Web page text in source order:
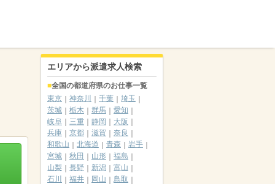
エリアから派遣求人検索
全国の都道府県のお仕事一覧
東京
神奈川 千葉
埼玉
茨城
栃木 群馬
愛知
岐阜
三重 静岡
大阪
兵庫
京都 滋賀
奈良
和歌山
北海道 青森
岩手
宮城
秋田 山形
福島
山梨
長野 新潟
富山
石川
福井 岡山
鳥取